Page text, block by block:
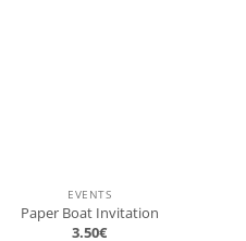
EVENTS
Paper Boat Invitation
3.50€